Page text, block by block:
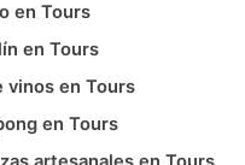
en Tours
en Tours
vinos en Tours
en Tours